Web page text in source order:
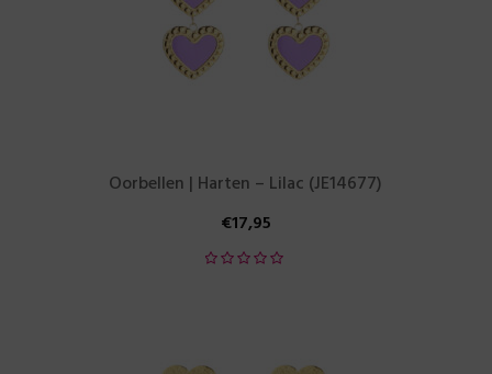
Oorbellen | Harten – Lilac (JE14677)
€17,95